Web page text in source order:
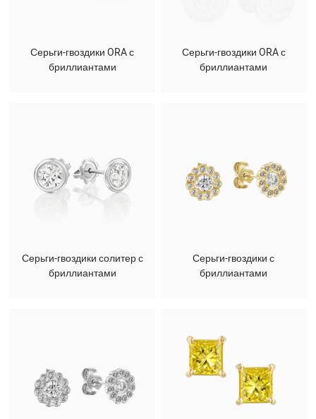
Серьги-гвоздики ORA с
бриллиантами
Серьги-гвоздики ORA с
бриллиантами
Серьги-гвоздики солитер с
бриллиантами
Серьги-гвоздики с
бриллиантами